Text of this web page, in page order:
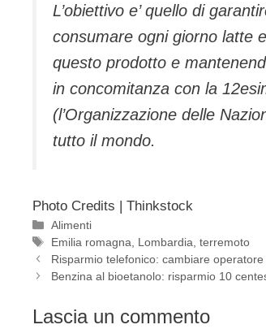
L’obiettivo e’ quello di
consumare ogni giorno latte
questo prodotto e
in concomitanza con la
(l’Organizzazione delle
tutto il mondo.
Photo Credits | Thinkstock
Categorie
Alimenti
Tag
Emilia romagna Lombardia ,terremoto
Risparmio telefonico: cambiare operatore
Benzina al bioetanolo: risparmio 10
Lascia un commento